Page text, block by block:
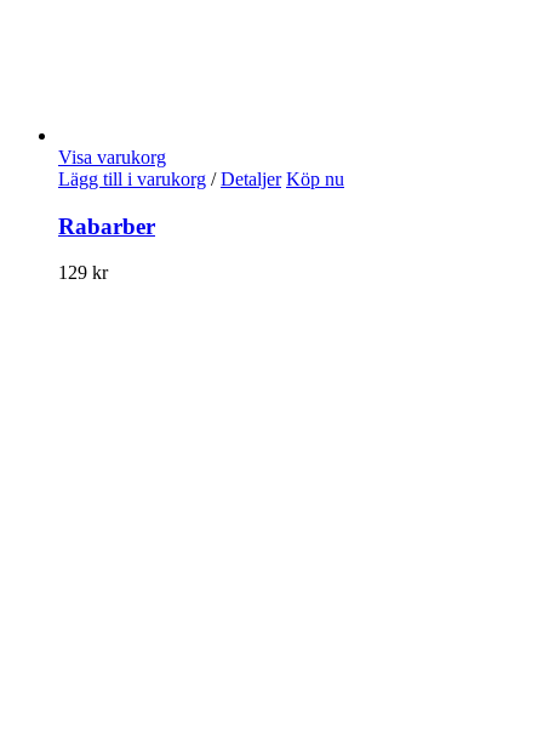
Visa varukorg
Lägg till i varukorg / Detaljer Köp nu
Rabarber
129 kr